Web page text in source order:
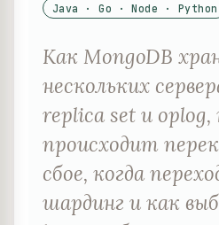
Java · Go · Node · Python
Как MongoDB
нескольких
replica set и oplog,
происходит
сбое, когда
шардинг и как